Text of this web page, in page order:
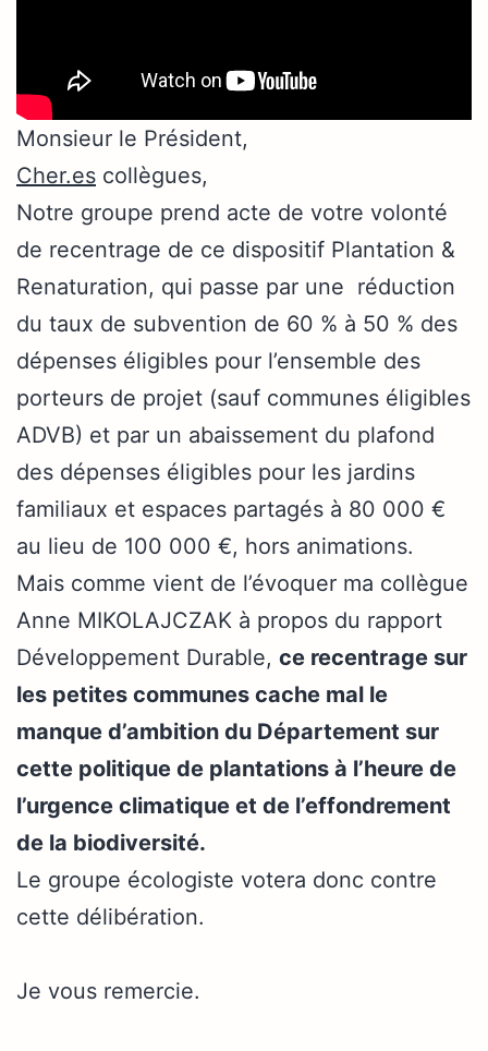
Monsieur le Président,
Cher.es collègues,
Notre groupe prend acte de votre volonté
de recentrage de ce dispositif Plantation &
Renaturation, qui passe par une réduction
du taux de subvention de 60 % à 50 % des
dépenses éligibles pour l’ensemble des
porteurs de projet (sauf communes éligibles
ADVB) et par un abaissement du plafond
des dépenses éligibles pour les jardins
familiaux et espaces partagés à 80 000 €
au lieu de 100 000 €, hors animations.
Mais comme vient de l’évoquer ma collègue
Anne MIKOLAJCZAK à propos du rapport
Développement Durable, ce recentrage sur
les petites communes cache mal le
manque d’ambition du Département sur
cette politique de plantations à l’heure de
l’urgence climatique et de l’effondrement
de la biodiversité.
Le groupe écologiste votera donc contre
cette délibération.
Je vous remercie.